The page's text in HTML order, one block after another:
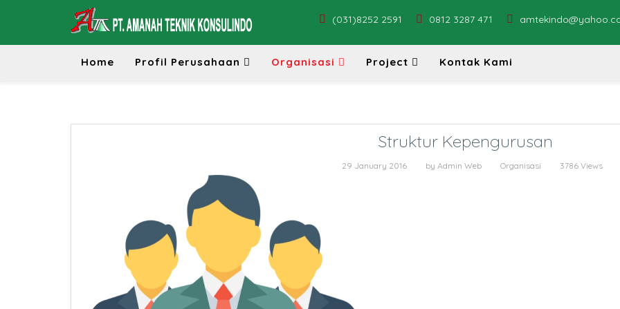
(031)8252 2591 0812 3287 471
Home Profil Perusahaan Organisasi Project Kontak Kami
Struktur Kepengurusan
29 January 2016 by Admin Web Organisasi 3786 Views